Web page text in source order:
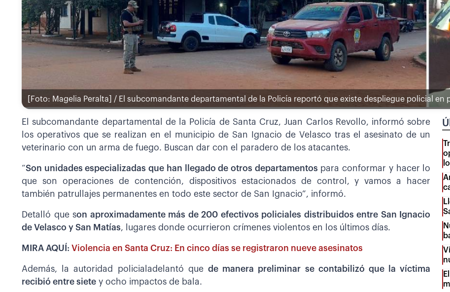
[Foto: Magelia Peralta] / El subcomandante departamental de la Policía reportó que existe despliegue policial en
El subcomandante departamental de la Policía de Santa Cruz, Juan Carlos Revollo, informó sobre
los operativos que se realizan en el municipio de San Ignacio de Velasco tras el asesinato de un
veterinario con un arma de fuego. Buscan dar con el paradero de los atacantes.
“Son unidades especializadas que han llegado de otros departamentos para conformar y hacer lo
que son operaciones de contención, dispositivos estacionados de control, y vamos a hacer
también patrullajes permanentes en todo este sector de San Ignacio”, informó.
Detalló que son aproximadamente más de 200 efectivos policiales distribuidos entre San Ignacio
de Velasco y San Matías, lugares donde ocurrieron crímenes violentos en los últimos días.
MIRA AQUÍ: Violencia en Santa Cruz: En cinco días se registraron nueve asesinatos
Además, la autoridad policialadelantó que de manera preliminar se contabilizó que la víctima
recibió entre siete y ocho impactos de bala.